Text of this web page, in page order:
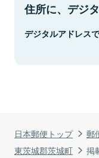
日本郵便トップ 郵
東茨城郡茨城町
掲
住所に、デジ
デジタルアドレス